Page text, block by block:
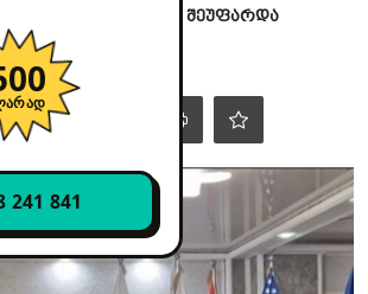
241 841
პატიმრობა შეუფარდა
56